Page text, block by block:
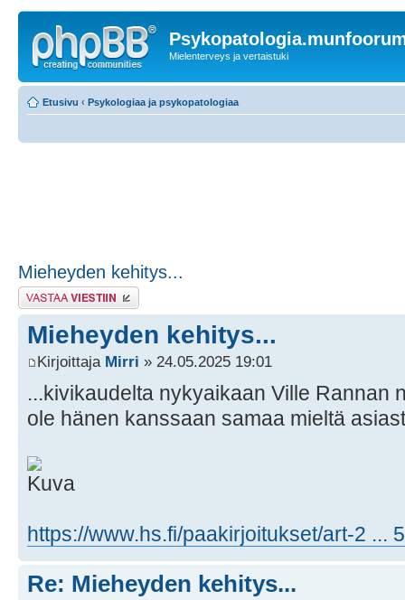
Mielenterveys ja vertaistuki
Etusivu ‹ Psykologiaa ja psykopatologiaa
Mieheyden kehitys...
Lähetä vastaus
Mieheyden kehitys...
Kirjoittaja Mirri » 24.05.2025 19:01
...kivikaudelta nykyaikaan Ville Rannan
ole hänen kanssaan samaa mieltä
https://www.hs.fi/paakirjoitukset/art-2 ...
Re: Mieheyden kehitys...